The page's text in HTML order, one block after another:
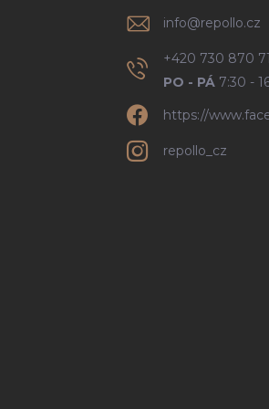
info@repollo.cz
+420 730 870
PO - PÁ 7:30 -
https://
repollo_cz